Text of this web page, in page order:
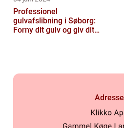
Professionel
gulvafslibning i Søborg:
Forny dit gulv og giv dit
Adresse